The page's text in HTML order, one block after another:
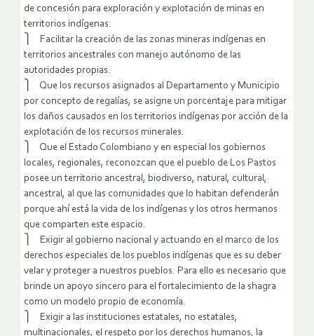
de concesión para exploración y explotación de minas en
territorios indígenas.
⎫ Facilitar la creación de las zonas mineras indígenas en
territorios ancestrales con manejo autónomo de las
autoridades propias.
⎫ Que los recursos asignados al Departamento y Municipio
por concepto de regalías, se asigne un porcentaje para mitigar
los daños causados en los territorios indígenas por acción de la
explotación de los recursos minerales.
⎫ Que el Estado Colombiano y en especial los gobiernos
locales, regionales, reconozcan que el pueblo de Los Pastos
posee un territorio ancestral, biodiverso, natural, cultural,
ancestral, al que las comunidades que lo habitan defenderán
porque ahí está la vida de los indígenas y los otros hermanos
que comparten este espacio.
⎫ Exigir al gobierno nacional y actuando en el marco de los
derechos especiales de los pueblos indígenas que es su deber
velar y proteger a nuestros pueblos. Para ello es necesario que
brinde un apoyo sincero para el fortalecimiento de la shagra
como un modelo propio de economía.
⎫ Exigir a las instituciones estatales, no estatales,
multinacionales, el respeto por los derechos humanos, la